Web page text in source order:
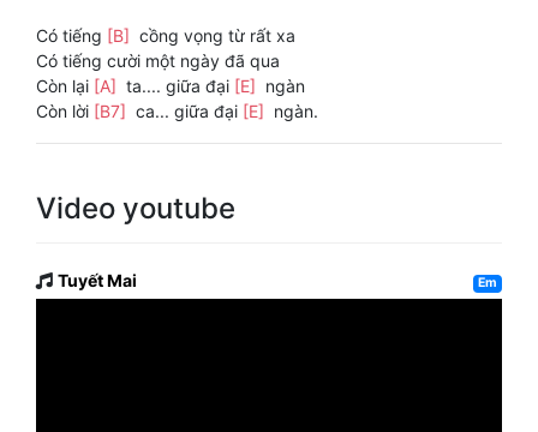
Có tiếng [B] cồng vọng từ rất xa
Có tiếng cười một ngày đã qua
Còn lại [A] ta.... giữa đại [E] ngàn
Còn lời [B7] ca... giữa đại [E] ngàn.
Video youtube
Tuyết Mai Em